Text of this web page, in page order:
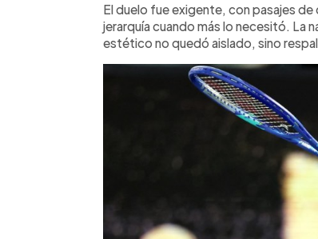
El duelo fue exigente, con pasajes
jerarquía cuando más lo necesitó. La
estético no quedó aislado, sino